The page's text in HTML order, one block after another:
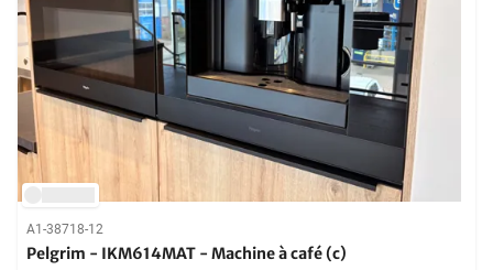
A1-38718-12
Pelgrim - IKM614MAT - Machine à café (c)